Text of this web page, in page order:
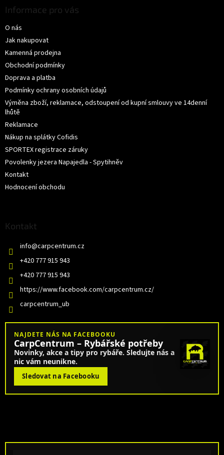
Informace pro vás
O nás
Jak nakupovat
Kamenná prodejna
Obchodní podmínky
Doprava a platba
Podmínky ochrany osobních údajů
Výměna zboží, reklamace, odstoupení od kupní smlouvy ve 14denní
lhůtě
Reklamace
Nákup na splátky Cofidis
SPORTEX registrace záruky
Povolenky jezera Napajedla - Spytihněv
Kontakt
Hodnocení obchodu
Kontakt
info@carpcentrum.cz
+420 777 915 943
+420 777 915 943
https://www.facebook.com/carpcentrum.cz/
carpcentrum_ub
NAJDETE NÁS NA FACEBOOKU
CarpCentrum – Rybářské potřeby
Novinky, akce a tipy pro rybáře. Sledujte nás a
nic vám neunikne.
Sledovat na Facebooku